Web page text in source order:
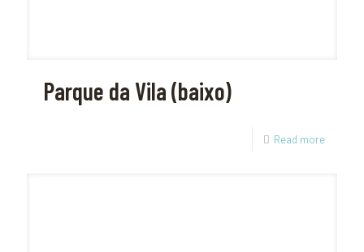
Parque da Vila (baixo)
Read more